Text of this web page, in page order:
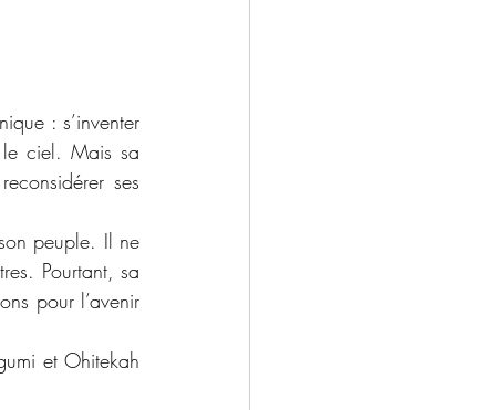
: s’inventer
le ciel. Mais sa
ses
peuple. Il ne
Pourtant, sa
pour l’avenir
et Ohitekah